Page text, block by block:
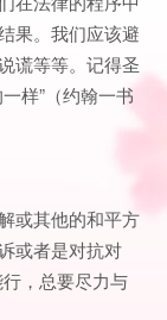
果。我们应该避
谎等等。记得圣
样”（约翰一书
或其他的和平方
或者是对抗对
，总要尽力与